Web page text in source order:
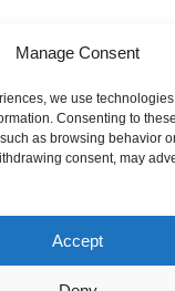
Manage Consent
we use
Consenting to
as browsing behavior
consent, may
Accept